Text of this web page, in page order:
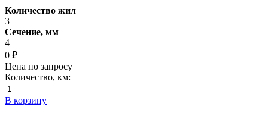
Количество жил
3
Сечение, мм
4
0 ₽
Цена по запросу
Количество, км:
В корзину